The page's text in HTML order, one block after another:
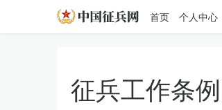
首页 个人中心
征兵工作条例